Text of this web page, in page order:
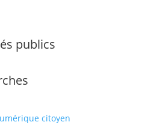
publics
citoyen